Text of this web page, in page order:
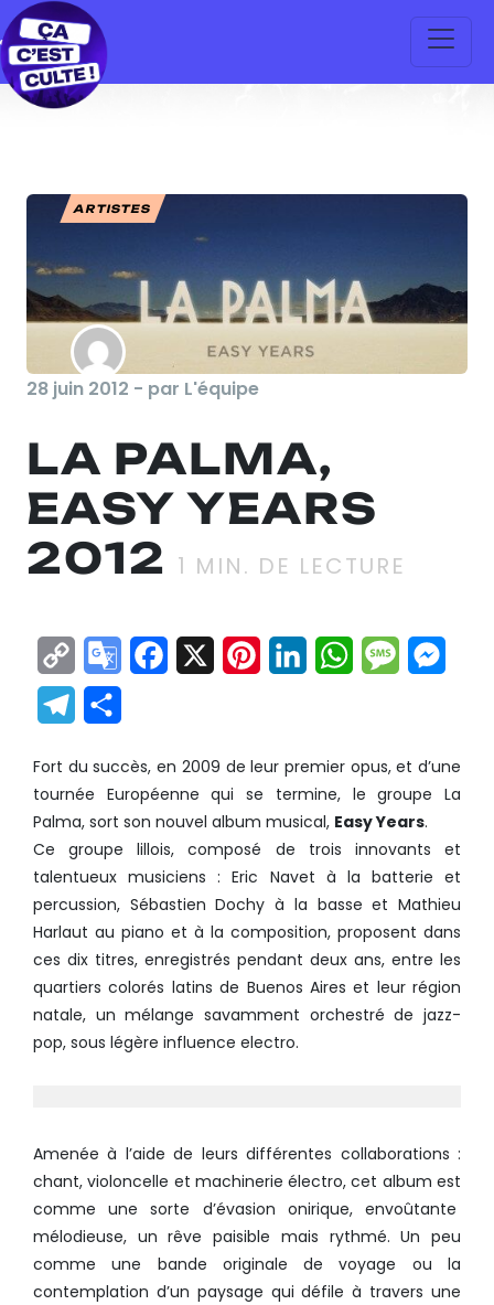
ARTISTES
28 juin 2012 - par L'équipe
LA PALMA,
EASY YEARS
2012 1 MIN. DE LECTURE
Copy
Link
GoogleFacebook
X Pinterest
LinkedInWhatsApp
Telegram
Fort du succès, en 2009 de leur premier opus, et d’une
tournée Européenne qui se termine, le groupe La
Palma, sort son nouvel album musical, Easy Years.
Ce groupe lillois, composé de trois innovants et
talentueux musiciens : Eric Navet à la batterie et
percussion, Sébastien Dochy à la basse et Mathieu
Harlaut au piano et à la composition, proposent dans
ces dix titres, enregistrés pendant deux ans, entre les
quartiers colorés latins de Buenos Aires et leur région
natale, un mélange savamment orchestré de jazz-
pop, sous légère influence electro.
Amenée à l’aide de leurs différentes collaborations :
chant, violoncelle et machinerie électro, cet album est
comme une sorte d’évasion onirique, envoûtante
mélodieuse, un rêve paisible mais rythmé. Un peu
comme une bande originale de voyage ou la
contemplation d’un paysage qui défile à travers une